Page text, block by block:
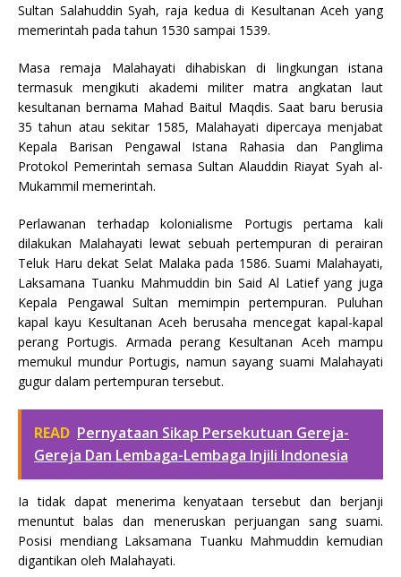
Sultan Salahuddin Syah, raja kedua di Kesultanan Aceh yang
memerintah pada tahun 1530 sampai 1539.
Masa remaja Malahayati dihabiskan di lingkungan istana
termasuk mengikuti akademi militer matra angkatan laut
kesultanan bernama Mahad Baitul Maqdis. Saat baru berusia
35 tahun atau sekitar 1585, Malahayati dipercaya menjabat
Kepala Barisan Pengawal Istana Rahasia dan Panglima
Protokol Pemerintah semasa Sultan Alauddin Riayat Syah al-
Mukammil memerintah.
Perlawanan terhadap kolonialisme Portugis pertama kali
dilakukan Malahayati lewat sebuah pertempuran di perairan
Teluk Haru dekat Selat Malaka pada 1586. Suami Malahayati,
Laksamana Tuanku Mahmuddin bin Said Al Latief yang juga
Kepala Pengawal Sultan memimpin pertempuran. Puluhan
kapal kayu Kesultanan Aceh berusaha mencegat kapal-kapal
perang Portugis. Armada perang Kesultanan Aceh mampu
memukul mundur Portugis, namun sayang suami Malahayati
gugur dalam pertempuran tersebut.
READ Pernyataan Sikap Persekutuan Gereja-
Gereja Dan Lembaga-Lembaga Injili Indonesia
Ia tidak dapat menerima kenyataan tersebut dan berjanji
menuntut balas dan meneruskan perjuangan sang suami.
Posisi mendiang Laksamana Tuanku Mahmuddin kemudian
digantikan oleh Malahayati.